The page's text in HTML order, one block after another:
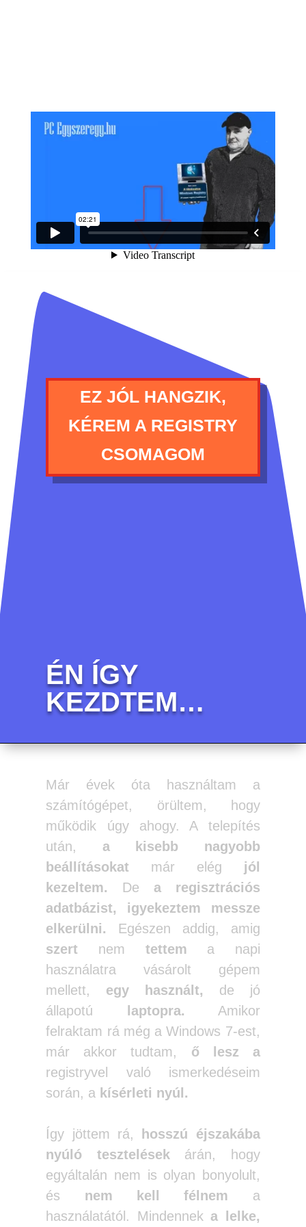
EZ JÓL HANGZIK,
KÉREM A REGISTRY
CSOMAGOM
ÉN ÍGY
KEZDTEM…
Már évek óta használtam a
számítógépet, örültem, hogy
működik úgy ahogy. A telepítés
után, a kisebb nagyobb
beállításokat már elég jól
kezeltem.
De a regisztrációs
adatbázist, igyekeztem messze
elkerülni.
Egészen addig, amig
szert nem tettem a napi
használatra vásárolt gépem
mellett, egy használt, de jó
állapotú laptopra. Amikor
felraktam rá még a Windows 7-est,
már akkor tudtam,
ő lesz a
registryvel való ismerkedéseim
során, a kísérleti nyúl.
Így jöttem rá, hosszú éjszakába
nyúló tesztelésekárán, hogy
egyáltalán nem is olyan bonyolult,
és nem kell félnem a
használatától. Mindennek a lelke,